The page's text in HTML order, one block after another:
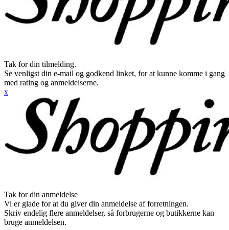
Tak for din tilmelding.
Se venligst din e-mail og godkend linket, for at kunne komme i gang
med rating og anmeldelserne.
x
Tak for din anmeldelse
Vi er glade for at du giver din anmeldelse af forretningen.
Skriv endelig flere anmeldelser, så forbrugerne og butikkerne kan
bruge anmeldelsen.